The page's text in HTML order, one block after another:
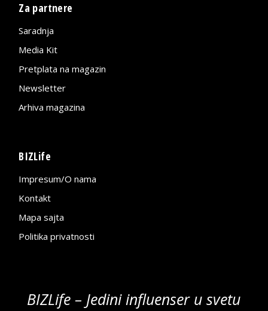
Za partnere
Saradnja
Media Kit
Pretplata na magazin
Newsletter
Arhiva magazina
BIZLife
Impresum/O nama
Kontakt
Mapa sajta
Politika privatnosti
BIZLife – Jedini influenser u svetu